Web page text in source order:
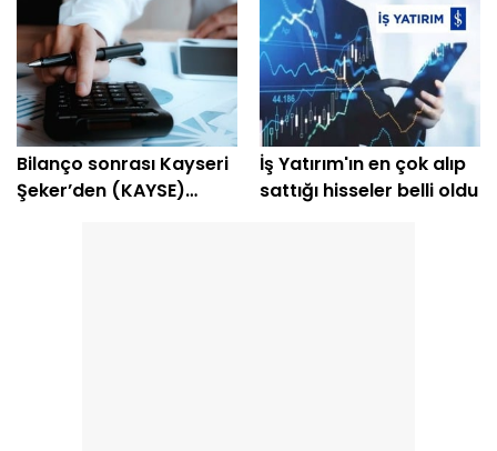
Bilanço sonrası Kayseri
Şeker’den (KAYSE)
İş Yatırım'ın en çok alıp
sattığı hisseler belli oldu